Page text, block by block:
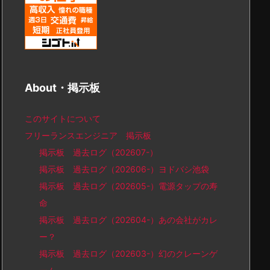
About・掲示板
このサイトについて
フリーランスエンジニア 掲示板
掲示板 過去ログ（202607-）
掲示板 過去ログ（202606-）ヨドバシ池袋
掲示板 過去ログ（202605-）電源タップの寿
命
掲示板 過去ログ（202604-）あの会社がカレ
ー？
掲示板 過去ログ（202603-）幻のクレーンゲ